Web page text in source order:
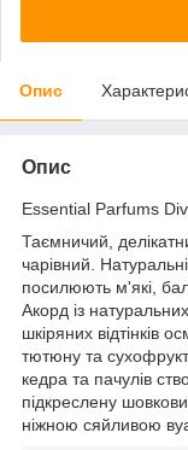
Опис
Опис
Essential Parfums
Таємничий,
чарівний.
посилюють м'які,
Акорд із
шкіряних відтінків
тютюну та
кедра та пачулів
підкреслену
ніжною сяйливою